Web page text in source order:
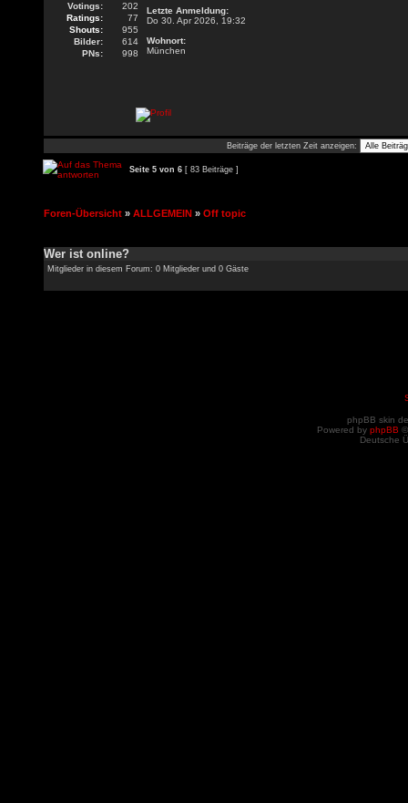
Votings:
202
Ratings:
77
Shouts:
955
Bilder:
614
PNs:
998
Letzte Anmeldung:
Do 30. Apr 2026, 19:32
Wohnort:
München
Beiträge der letzten Zeit anzeigen:
Seite 5 von 6 [ 83 Beiträge ]
Foren-Übersicht » ALLGEMEIN » Off topic
Wer ist online?
Mitglieder in diesem Forum: 0 Mitglieder und 0 Gäste
phpBB skin
Powered by phpBB
Deutsche